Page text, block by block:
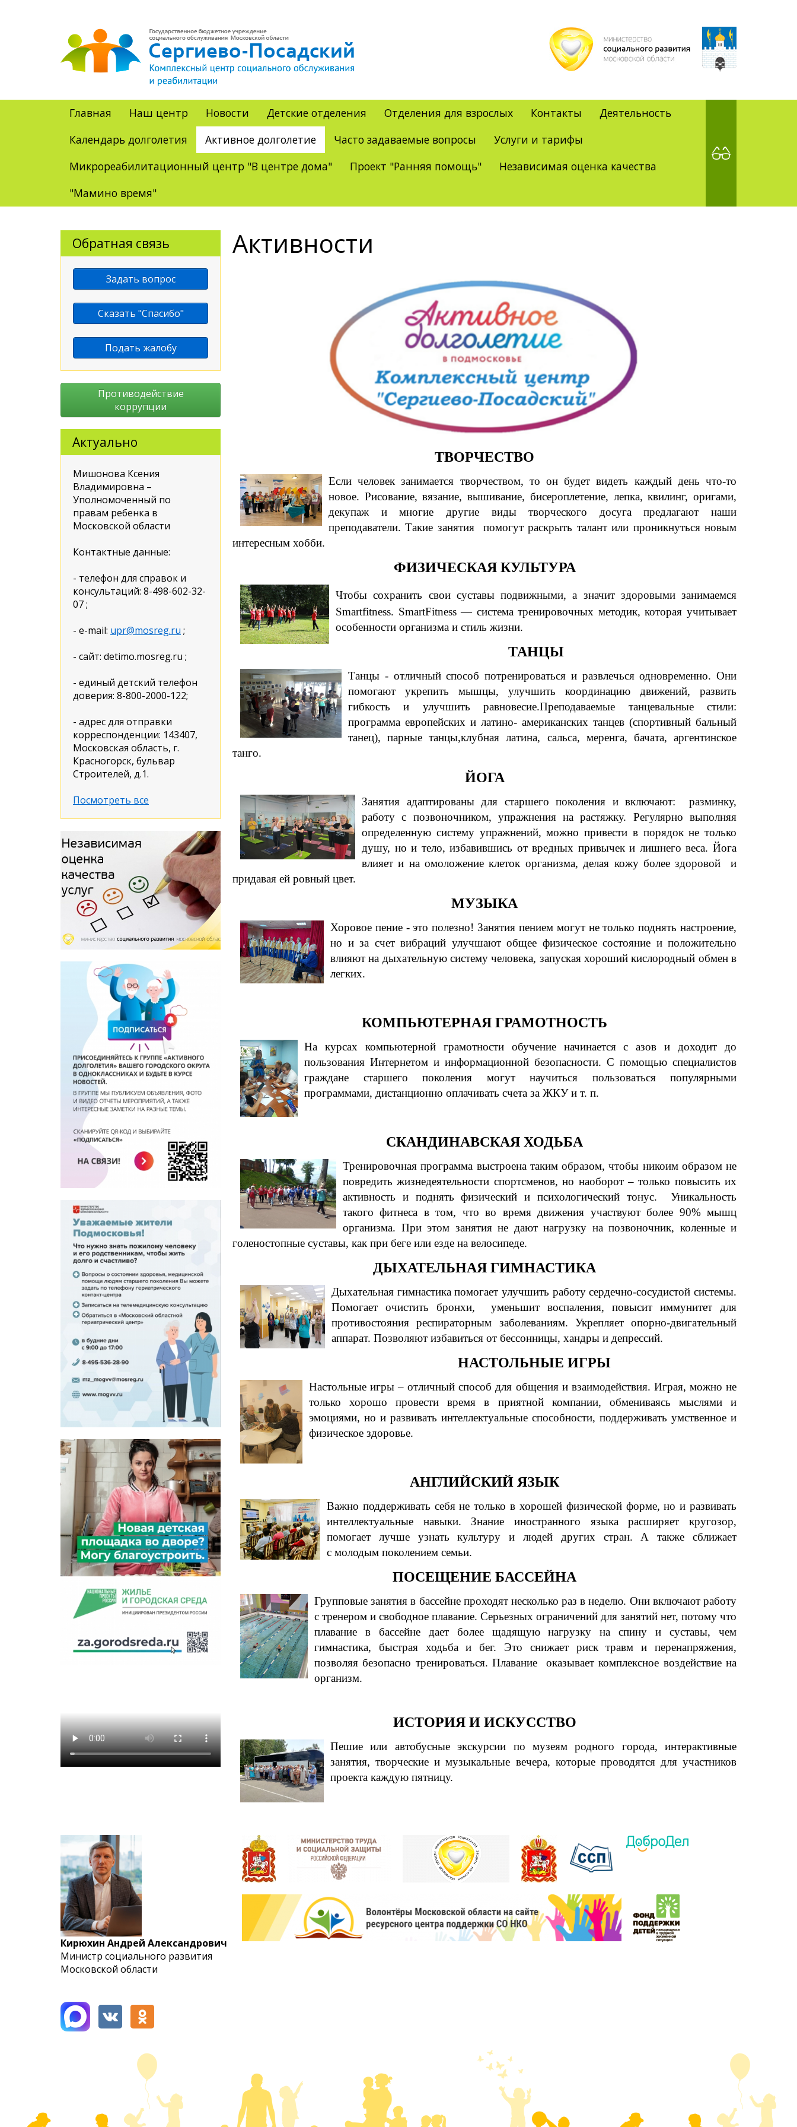
Главная Наш центр Новости Детские отделения Отделения для взрослых Контакты
Деятельность
Календарь долголетия
Активное долголетие Часто задаваемые вопросы
Услуги и тарифы
Микрореабилитационный центр "В центре дома"
Проект "Ранняя помощь"
Независимая оценка качества
"Мамино время"
Активности
ТВОРЧЕСТВО
Если человек занимается творчеством, то он будет видеть каждый день что-то
новое. Рисование, вязание, вышивание, бисероплетение, лепка, квилинг, оригами,
декупаж и многие другие виды творческого досуга предлагают наши
преподаватели. Такие занятия помогут раскрыть талант или проникнуться новым
интересным хобби.
ФИЗИЧЕСКАЯ КУЛЬТУРА
Чтобы сохранить свои суставы подвижными, а значит здоровыми занимаемся
Smartfitness. SmartFitness — система тренировочных методик, которая учитывает
особенности организма и стиль жизни.
ТАНЦЫ
Танцы - отличный способ потренироваться и развлечься одновременно. Они
помогают укрепить мышцы, улучшить координацию движений, развить
гибкость и улучшить равновесие.Преподаваемые танцевальные стили:
программа европейских и латино- американских танцев (спортивный бальный
танец), парные танцы,клубная латина, сальса, меренга, бачата, аргентинское
танго.
ЙОГА
Занятия адаптированы для старшего поколения и включают: разминку,
работу с позвоночником, упражнения на растяжку. Регулярно выполняя
определенную систему упражнений, можно привести в порядок не только
душу, но и тело, избавившись от вредных привычек и лишнего веса. Йога
влияет и на омоложение клеток организма, делая кожу более здоровой и
придавая ей ровный цвет.
МУЗЫКА
Хоровое пение - это полезно! Занятия пением могут не только поднять настроение,
но и за счет вибраций улучшают общее физическое состояние и положительно
влияют на дыхательную систему человека, запуская хороший кислородный обмен в
легких.
КОМПЬЮТЕРНАЯ ГРАМОТНОСТЬ
На курсах компьютерной грамотности обучение начинается с азов и доходит до
пользования Интернетом и информационной безопасности. С помощью специалистов
граждане старшего поколения могут научиться пользоваться популярными
программами, дистанционно оплачивать счета за ЖКУ и т. п.
СКАНДИНАВСКАЯ ХОДЬБА
Тренировочная программа выстроена таким образом, чтобы никоим образом не
повредить жизнедеятельности спортсменов, но наоборот – только повысить их
активность и поднять физический и психологический тонус. Уникальность
такого фитнеса в том, что во время движения участвуют более 90% мышц
организма. При этом занятия не дают нагрузку на позвоночник, коленные и
голеностопные суставы, как при беге или езде на велосипеде.
ДЫХАТЕЛЬНАЯ ГИМНАСТИКА
Дыхательная гимнастика помогает улучшить работу сердечно-сосудистой системы.
Помогает очистить бронхи, уменьшит воспаления, повысит иммунитет для
противостояния респираторным заболеваниям. Укрепляет опорно-двигательный
аппарат. Позволяют избавиться от бессонницы, хандры и депрессий.
НАСТОЛЬНЫЕ ИГРЫ
Настольные игры – отличный способ для общения и взаимодействия. Играя, можно не
только хорошо провести время в приятной компании, обмениваясь мыслями и
эмоциями, но и развивать интеллектуальные способности, поддерживать умственное и
физическое здоровье.
АНГЛИЙСКИЙ ЯЗЫК
Важно поддерживать себя не только в хорошей физической форме, но и развивать
интеллектуальные навыки. Знание иностранного языка расширяет кругозор,
помогает лучше узнать культуру и людей других стран. А также сближает
с молодым поколением семьи.
ПОСЕЩЕНИЕ БАССЕЙНА
Групповые занятия в бассейне проходят несколько раз в неделю. Они включают работу
с тренером и свободное плавание. Серьезных ограничений для занятий нет, потому что
плавание в бассейне дает более щадящую нагрузку на спину и суставы, чем
гимнастика, быстрая ходьба и бег. Это снижает риск травм и перенапряжения,
позволяя безопасно тренироваться. Плавание оказывает комплексное воздействие на
организм.
ИСТОРИЯ И ИСКУССТВО
Пешие или автобусные экскурсии по музеям родного города, интерактивные
занятия, творческие и музыкальные вечера, которые проводятся для участников
проекта каждую пятницу.
Обратная связь
Задать вопрос
Сказать "Спасибо"
Подать жалобу
Противодействие
коррупции
Актуально
Мишонова Ксения
Владимировна –
Уполномоченный по
правам ребенка в
Московской области
Контактные данные:
- телефон для справок и
консультаций: 8-498-602-32-
07 ;
- e-mail: upr@mosreg.ru ;
- сайт: detimo.mosreg.ru ;
- единый детский телефон
доверия: 8-800-2000-122;
- адрес для отправки
корреспонденции: 143407,
Московская область, г.
Красногорск, бульвар
Строителей, д.1.
Посмотреть все
Кирюхин Андрей Александрович
Министр социального развития
Московской области